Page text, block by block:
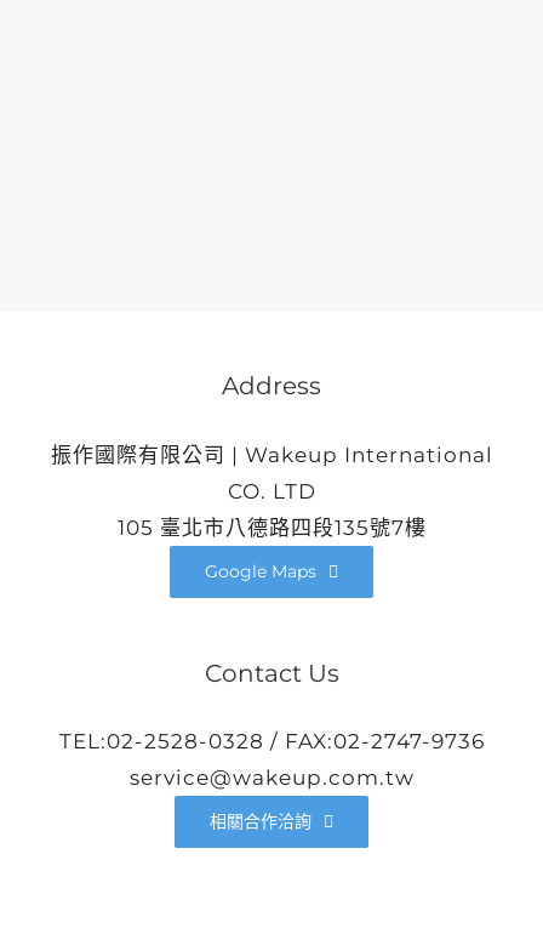
Address
振作國際有限公司 | Wakeup International
CO. LTD
105 臺北市八德路四段135號7樓
Google Maps
Contact Us
TEL:02-2528-0328 / FAX:02-2747-9736
service@wakeup.com.tw
相關合作洽詢